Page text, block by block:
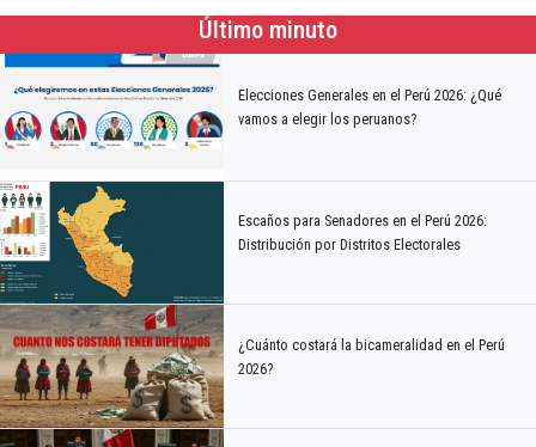
Último minuto
Elecciones Generales en el Perú 2026: ¿Qué
vamos a elegir los peruanos?
Escaños para Senadores en el Perú 2026:
Distribución por Distritos Electorales
¿Cuánto costará la bicameralidad en el Perú
2026?